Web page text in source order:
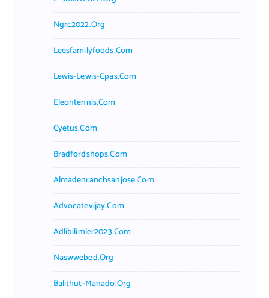
Ngrc2022.org
Leesfamilyfoods.com
Lewis-Lewis-Cpas.com
Eleontennis.com
Cyetus.com
Bradfordshops.com
Almadenranchsanjose.com
Advocatevijay.com
Adlibilimler2023.com
Naswwebed.org
Balithut-Manado.org